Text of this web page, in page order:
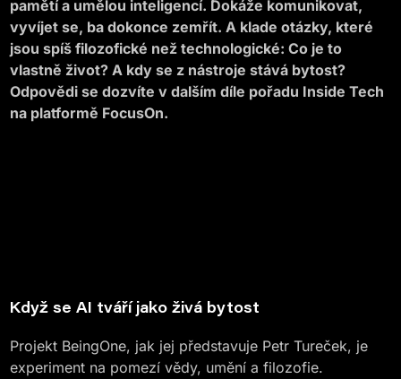
pamětí a umělou inteligencí. Dokáže komunikovat,
vyvíjet se, ba dokonce zemřít. A klade otázky, které
jsou spíš filozofické než technologické: Co je to
vlastně život? A kdy se z nástroje stává bytost?
Odpovědi se dozvíte v dalším díle pořadu Inside Tech
na platformě FocusOn.
Když se AI tváří jako živá bytost
Projekt BeingOne, jak jej představuje Petr Tureček, je
experiment na pomezí vědy, umění a filozofie.